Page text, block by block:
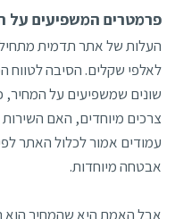
פרמטרים המשפיעים על
העלות של אתר תדמית
לאלפי שקלים. הסיבה לטווח
שונים שמשפיעים על
צרכים מיוחדים, האם השירות
עמודים אמור לכלול האתר
אבטחה מיוחדות.
אבל האמת היא שהמחיר הוא